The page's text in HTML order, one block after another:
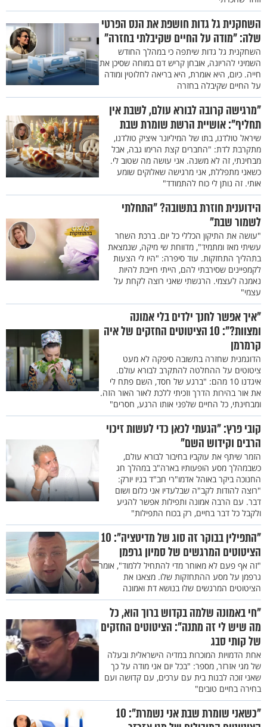
השחקנית גל גדות חושפת את הנס הפרטי
שלה: "מודה על החיים שקיבלתי בחזרה"
השחקנית גל גדות שיתפה כי במהלך החודש
השמיני להריונה, אובחן קריש דם במוחה שסיכן את
חייה. כיום, היא אומרת, היא בריאה לחלוטין ומודה
על החיים שקיבלה בחזרה
"מרגישה קרובה לבורא עולם, לשבת אין
תחליף": אושיית הרשת שומרת שבת
שיראל טולדנו, בתו של המיליונר איציק טולדנו,
מתקרבת לדת: "החברים קצת הרימו גבה, אבל
מבחינתי, זה לא משנה. אני עושה מה שטוב לי.
כשאני מתפללת, אני מרגישה שאלוקים שומע
אותי. זה נותן לי כוח להתמודד"
הידוענית חוזרת בתשובה? "התחלתי
לשמור שבת"
"עושה את התיקון הכללי כל יום. ברכת השחר
עשיתי מאז ומתמיד", מדווחת שי מיקה, שנמצאת
בתהליך התחזקות. עוד סיפרה: "היו לי הצעות
לקמפיינים שסירבתי להם, הייתי חייבת להיות
נאמנה לעצמי. הרגשתי שאני רוצה לקחת על
עצמי"
"איך אפשר לחנך ילדים בלי אמונה
ומצוות?": 10 הציטוטים החזקים של איה
קרמרמן
הדוגמנית שחזרה בתשובה סיפקה לא מעט
ציטוטים על ההחלטה להתקרב לבורא עולם.
איגדנו 10 מהם: "ברגע של חסד, השם פתח לי
את אור בהירות הדרך וזכיתי ללכת לאור האור הזה.
ומבחינתי, כל החיים שלפני אותו הרגע, חסרים"
קובי פרץ: "הגעתי לכאן כדי לעשות זיכוי
הרבים וקידוש השם"
הזמר שיתף את עוקביו בחיבור לבורא עולם,
כשבמהלך מסע הופעותיו בארה"ב במהלך חג
החנוכה ביקר באוהל אדמו"רי חב"ד בניו יורק:
"רוצה להודות לקב"ה שבלעדיו אני כלום ושום
דבר. עם הרבה אמונה ותפילות אפשר להגיע
ולקבל כל דבר בחיים, רק בכוח התפילות"
"התפילין בבוקר זה סוג של מדיטציה": 10
הציטוטים המרגשים של סמיון גרפמן
"זה אף פעם לא מאוחר מדי להתחיל ללמוד", אומר
גרפמן על מסע ההתחזקות שלו. מצאנו את
הציטוטים המרגשים שלו בנושא דת ואמונה
"חי באמונה שלמה בקדוש ברוך הוא, כל
מה שיש לי זה מתנה": הציטוטים החזקים
של קותי סבג
אחת הדמויות המוכרות במדיה הישראלית ובעלה
של מגי אזרזר, מספר: "בכל יום אני מודה על כך
שאני זוכה לבנות בית עם ערכים, עם קדושה ועם
בחירה בחיים טובים"
"כשאני שומרת שבת אני נשמרת": 10